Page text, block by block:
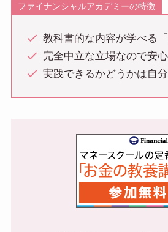
ファイナンシャルアカデミーの特徴
教科書的な内容が学べる「
完全中立な立場なので安
実践できるかどうかは自